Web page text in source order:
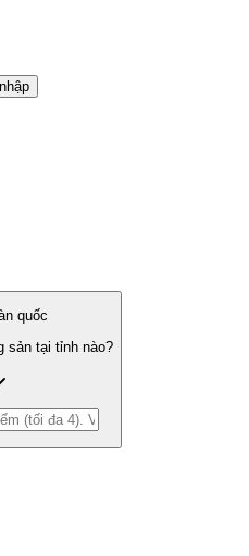
quốc
sản tại tỉnh nào?